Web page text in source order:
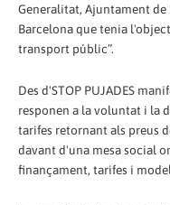
Generalitat, Ajuntament
Barcelona que tenia
transport públic”.
Des d'STOP PUJADES
responen a la voluntat i la
tarifes retornant als preus
davant d'una mesa social
finançament, tarifes i